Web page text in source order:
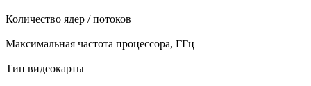
Количество ядер / потоков
Максимальная частота процессора, ГГц
Тип видеокарты